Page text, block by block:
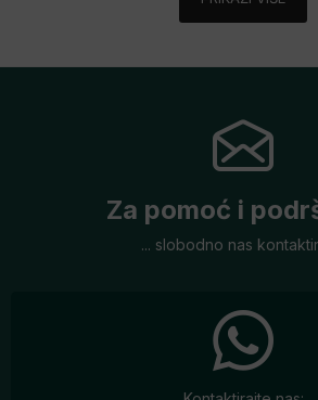
Za pomoć i
... slobodno nas